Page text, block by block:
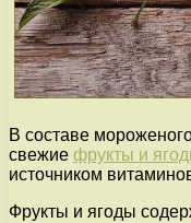
В составе
свежие фрукты и
источником
Фрукты и ягоды